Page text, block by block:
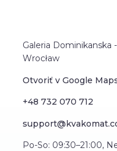
Galeria Dominikanska
Wrocław
Otvoriť v Google
+48 732 070 712
Po-So: 09:30–21:00,